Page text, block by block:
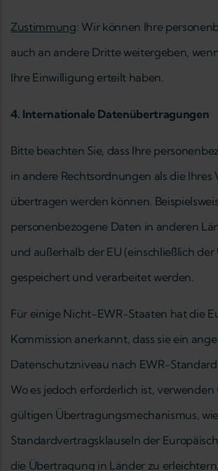
Zustimmung: Wir können Ihre
auch an andere Dritte weitergeben,
Ihre Einwilligung erteilt haben.
4. Internationale Datenübertragungen
Bitte beachten Sie, dass Ihre
in andere Rechtsordnungen als die Ihres
übertragen werden können.
personenbezogene Daten in anderen
und außerhalb der EU (einschließlich der
gespeichert und verarbeitet werden.
Für einige Nicht-EWR-Staaten hat die
Kommission anerkannt, dass sie ein
Datenschutzniveau nach EWR-
Wo es jedoch erforderlich ist, verwenden
gültigen Übertragungsmechanismus,
Standardvertragsklauseln der
die Übertragung in Länder zu